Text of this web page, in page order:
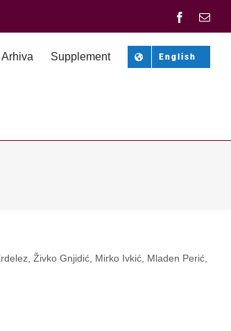
Facebook
Arhiva Supplement English
Živko Gnjidić, Mirko Ivkić, Mladen Perić,